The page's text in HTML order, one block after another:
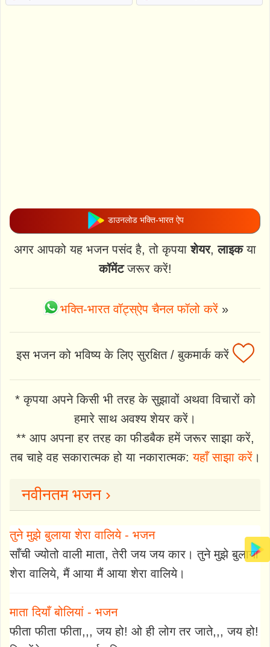
डाउनलोड भक्ति-भारत ऐप
अगर आपको यह भजन पसंद है, तो कृपयाशेयर,लाइकया
कॉमेंटजरूर करें!
भक्ति-भारत वॉट्स्ऐप चैनल फॉलो करें»
इस भजन को भविष्य के लिए सुरक्षित / बुकमार्क करें
* कृपया अपने किसी भी तरह के सुझावों अथवा विचारों को
हमारे साथ अवश्य शेयर करें।
** आप अपना हर तरह का फीडबैक हमें जरूर साझा करें,
तब चाहे वह सकारात्मक हो या नकारात्मक:यहाँ साझा करें।
नवीनतम भजन ›
तुने मुझे बुलाया शेरा वालिये - भजन
साँची ज्योतो वाली माता, तेरी जय जय कार। तुने मुझे बुलाया
शेरा वालिये, मैं आया मैं आया शेरा वालिये।
माता दियाँ बोलियां - भजन
फीता फीता फीता,,, जय हो! ओ ही लोग तर जाते,,, जय हो!